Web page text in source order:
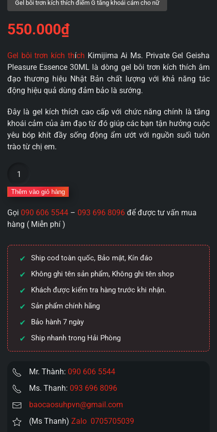
550.000₫
Gel bôi trơn kích thích Kimijima Ai Ms. Private Gel Geisha
Pleasure Essence 30ML là dòng gel bôi trơn kích thích âm
đạo thương hiệu Nhật Bản chất lượng với khả năng tác
động hiệu quả dùng đảm bảo là sướng.
Đây là gel kích thích cao cấp với chức năng chính là tăng
khoái cảm của âm đạo từ đó giúp các bạn tận hưởng cuộc
yêu bóp khít đầy sống động ẩm ướt với nguồn suối tuôn
trào từ chị em.
trơn
thích
Kimijima
Ms.
Private
Gel
Geisha
Pleasure
Essence
30ML
số
lượng
Thêm vào giỏ hàng
Gọi 090 606 5544 – 093 696 8096 để được tư vấn mua
hàng ( Miễn phí )
Ship cod toàn quốc, Bảo mật, Kín đáo
Không ghi tên sản phẩm, Không ghi tên shop
Khách được kiểm tra hàng trước khi nhận.
Sản phẩm chính hãng
Bảo hành 7 ngày
Ship nhanh trong Hải Phòng
Mr. Thành: 090 606 5544
Ms. Thanh: 093 696 8096
baocaosuhpvn@gmail.com
(Ms Thanh) Zalo 0705705039